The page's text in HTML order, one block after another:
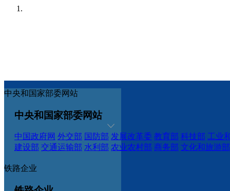
中央和国家部委网站
中央和国家部委网站
中国政府网 外交部 国防部 发展改革委 教育部 科技部 工业
建设部 交通运输部 水利部 农业农村部 商务部 文化和旅游部
铁路企业